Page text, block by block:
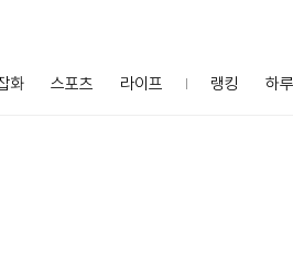
화 스포츠 라이프 랭킹 하